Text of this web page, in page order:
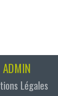
ADMIN
Légales